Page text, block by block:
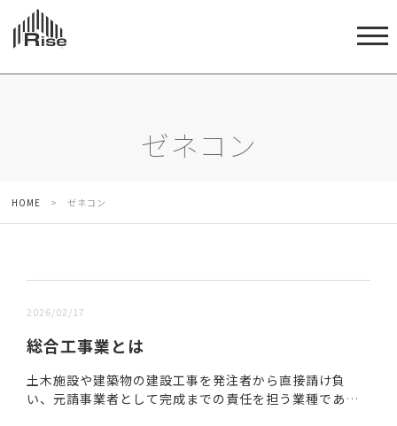
ゼネコン
HOME > ゼネコン
2026/02/17
総合工事業とは
土木施設や建築物の建設工事を発注者から直接請け負
い、元請事業者として完成までの責任を担う業種であ